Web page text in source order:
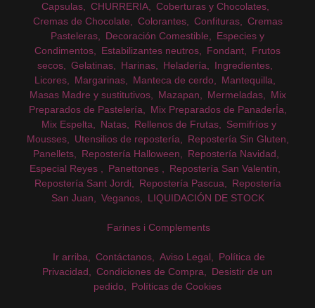
Capsulas
CHURRERIA
Coberturas y Chocolates
Cremas de Chocolate
Colorantes Confituras
Cremas
Pasteleras
Decoración Comestible
Especies y
Condimentos
Estabilizantes neutros Fondant
Frutos
secos
Gelatinas Harinas Heladería
Ingredientes
Licores
Margarinas Manteca de cerdo
Mantequilla
Masas Madre y sustitutivos
Mazapan Mermeladas
Mix
Preparados de Pastelería
Mix Preparados de PanaderÍa
Mix Espelta
Natas Rellenos de Frutas
Semifríos y
Mousses
Utensilios de repostería
Repostería Sin Gluten
Panellets
Repostería Halloween
Repostería Navidad
Especial Reyes
Panettones
Repostería San Valentín
Repostería Sant Jordi
Repostería Pascua
Repostería
San Juan
Veganos LIQUIDACIÓN DE STOCK
Farines i Complements
Ir arriba Contáctanos Aviso Legal
Política de
Privacidad
Condiciones de Compra
Desistir de un
pedido
Políticas de Cookies